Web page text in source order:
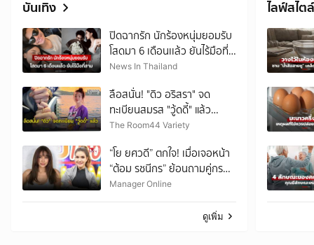
บันเทิง
ปิดฉากรัก นักร้องหนุ่มยอมรับ
โสดมา 6 เดือนเเล้ว ยันไร้มือที่
สาม
News In Thailand
ลือสนั่น! "ดิว อริสรา" จด
ทะเบียนสมรส "วู้ดดี้" แล้ว
แฟนๆ จับตาข่าวดีอีกเด้ง
The Room44 Variety
“โย ยศวดี” ตกใจ! เมื่อเจอหน้า
“ต้อม รชนีกร” ย้อนถามคู่กรณี
“หน้าเขาเปลี่ยน คุณพี่ยัง
Manager Online
ดูเพิ่ม
ไลฟ์สไตล์